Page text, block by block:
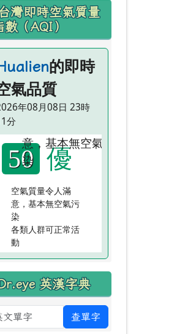
裡是中原國小 Our school is on
灣即時空氣質量
數（AQI）
的即時
氣品質
年08月08日 23時
分
50 優
空氣質量令人滿
意，基本無空氣污
染
各類人群可正常活
動
英漢字典
單字 查單字